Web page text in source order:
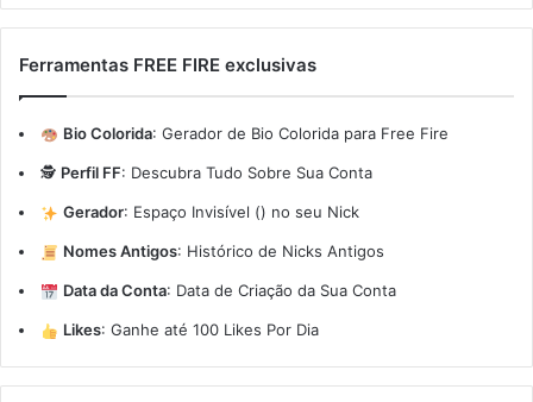
Ferramentas FREE FIRE exclusivas
Bio Colorida: Gerador de Bio Colorida para Free Fire
🕵️ Perfil FF: Descubra Tudo Sobre Sua Conta
Gerador: Espaço Invisível (ㅤ) no seu Nick
Nomes Antigos: Histórico de Nicks Antigos
Data da Conta: Data de Criação da Sua Conta
Likes: Ganhe até 100 Likes Por Dia